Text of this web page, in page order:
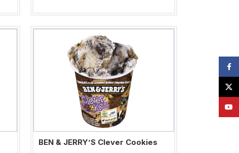
BEN & JERRY’S Clever Cookies